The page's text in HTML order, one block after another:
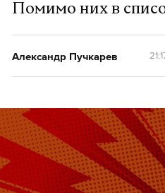
Помимо них в
Александр Пучкарев